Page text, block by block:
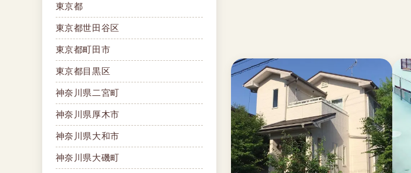
東京都
東京都世田谷区
東京都町田市
東京都目黒区
神奈川県二宮町
神奈川県厚木市
神奈川県大和市
神奈川県大磯町